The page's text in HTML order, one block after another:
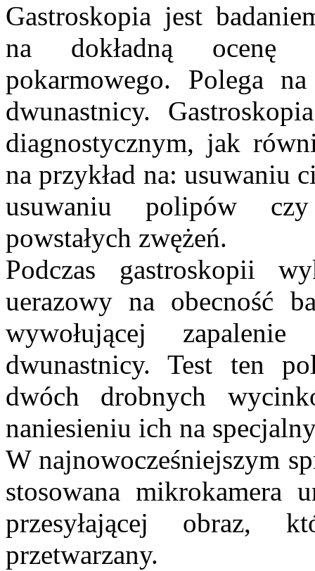
Gastroskopia jest
na dokładną ocenę
pokarmowego. Polega
dwunastnicy.
diagnostycznym, jak
na przykład na: usuwaniu
usuwaniu polipów czy
powstałych zwężeń.
Podczas gastroskopii
uerazowy na obecność
wywołującej
dwunastnicy. Test ten
dwóch drobnych
naniesieniu ich na
W najnowocześniejszym
stosowana mikrokamera
przesyłającej obraz,
przetwarzany.